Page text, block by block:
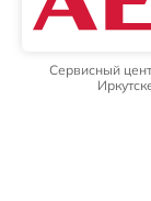
Сервисный